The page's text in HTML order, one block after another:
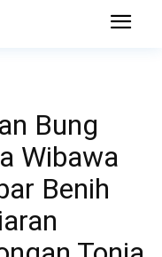
Bung
Wibawa
Benih